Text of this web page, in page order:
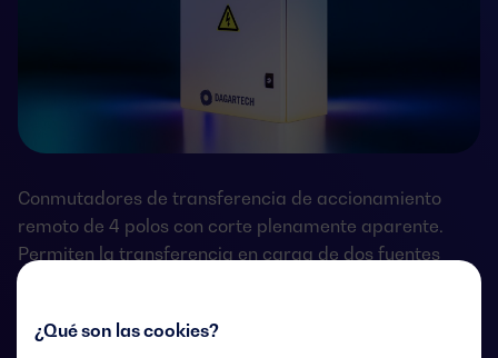
¿Qué son las cookies?
Conmutadores de transferencia de accionamiento
remoto de 4 polos con corte plenamente aparente.
Permiten la transferencia en carga de dos fuentes
trifásicas a través de contactos remotos sin tensión,
lógica de impulsos o un interruptor.